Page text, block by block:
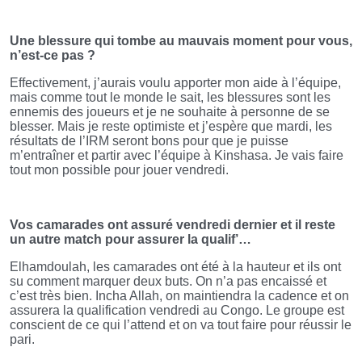
Une blessure qui tombe au mauvais moment pour vous,
n’est-ce pas ?
Effectivement, j’aurais voulu apporter mon aide à l’équipe,
mais comme tout le monde le sait, les blessures sont les
ennemis des joueurs et je ne souhaite à personne de se
blesser. Mais je reste optimiste et j’espère que mardi, les
résultats de l’IRM seront bons pour que je puisse
m’entraîner et partir avec l’équipe à Kinshasa. Je vais faire
tout mon possible pour jouer vendredi.
Vos camarades ont assuré vendredi dernier et il reste
un autre match pour assurer la qualif’…
Elhamdoulah, les camarades ont été à la hauteur et ils ont
su comment marquer deux buts. On n’a pas encaissé et
c’est très bien. Incha Allah, on maintiendra la cadence et on
assurera la qualification vendredi au Congo. Le groupe est
conscient de ce qui l’attend et on va tout faire pour réussir le
pari.